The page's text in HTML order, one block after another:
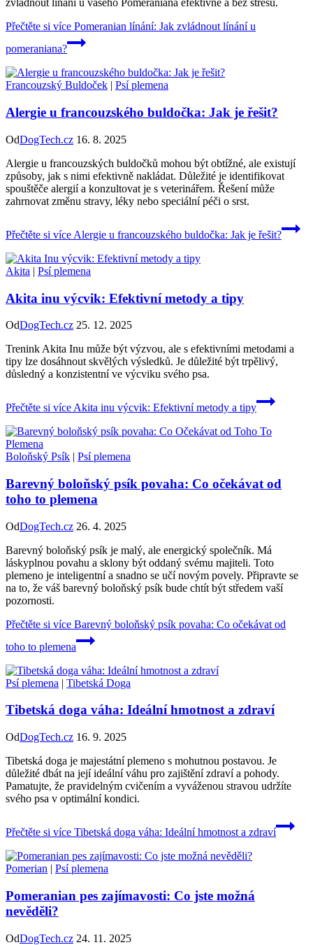
zvládnout línání u vašeho Pomeraniana efektivně a bez stresu.
Přečtěte si více Pomeranian línání: Jak zvládnout línání u
pomeraniana?
Francouzský Buldoček | Psí plemena
Alergie u francouzského buldočka: Jak je řešit?
OdDogTech.cz 16. 8. 2025
Alergie u francouzských buldočků mohou být obtížné, ale existují
způsoby, jak s nimi efektivně nakládat. Důležité je identifikovat
spouštěče alergií a konzultovat je s veterinářem. Řešení může
zahrnovat změnu stravy, léky nebo speciální péči o srst.
Přečtěte si více Alergie u francouzského buldočka: Jak je řešit?
Akita | Psí plemena
Akita inu výcvik: Efektivní metody a tipy
OdDogTech.cz 25. 12. 2025
Trenink Akita Inu může být výzvou, ale s efektivními metodami a
tipy lze dosáhnout skvělých výsledků. Je důležité být trpělivý,
důsledný a konzistentní ve výcviku svého psa.
Přečtěte si více Akita inu výcvik: Efektivní metody a tipy
Boloňský Psík | Psí plemena
Barevný boloňský psík povaha: Co očekávat od
toho to plemena
OdDogTech.cz 26. 4. 2025
Barevný boloňský psík je malý, ale energický společník. Má
láskyplnou povahu a sklony být oddaný svému majiteli. Toto
plemeno je inteligentní a snadno se učí novým povely. Připravte se
na to, že váš barevný boloňský psík bude chtít být středem vaší
pozornosti.
Přečtěte si více Barevný boloňský psík povaha: Co očekávat od
toho to plemena
Psí plemena | Tibetská Doga
Tibetská doga váha: Ideální hmotnost a zdraví
OdDogTech.cz 16. 9. 2025
Tibetská doga je majestátní plemeno s mohutnou postavou. Je
důležité dbát na její ideální váhu pro zajištění zdraví a pohody.
Pamatujte, že pravidelným cvičením a vyváženou stravou udržíte
svého psa v optimální kondici.
Přečtěte si více Tibetská doga váha: Ideální hmotnost a zdraví
Pomerian | Psí plemena
Pomeranian pes zajímavosti: Co jste možná
nevěděli?
OdDogTech.cz 24. 11. 2025